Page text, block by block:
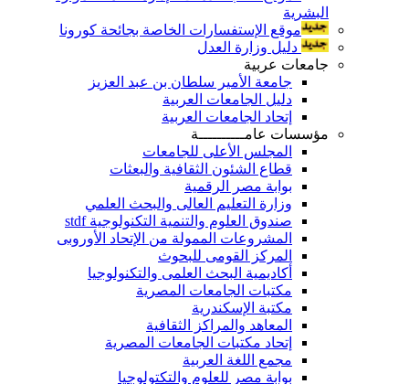
البشرية
موقع الإستفسارات الخاصة بجائحة كورونا
دليل وزارة العدل
جامعات عربية
جامعة الأمير سلطان بن عبد العزيز
دليل الجامعات العربية
إتحاد الجامعات العربية
مؤسسات عامــــــــــة
المجلس الأعلى للجامعات
قطاع الشئون الثقافية والبعثات
بوابة مصر الرقمية
وزارة التعليم العالى والبحث العلمي
صندوق العلوم والتنمية التكنولوجية stdf
المشروعات الممولة من الإتحاد الأوروبى
المركز القومى للبحوث
أكاديمية البحث العلمى والتكنولوجيا
مكتبات الجامعات المصرية
مكتبة الإسكندرية
المعاهد والمراكز الثقافية
إتحاد مكتبات الجامعات المصرية
مجمع اللغة العربية
بوابة مصر للعلوم والتكتولوجيا